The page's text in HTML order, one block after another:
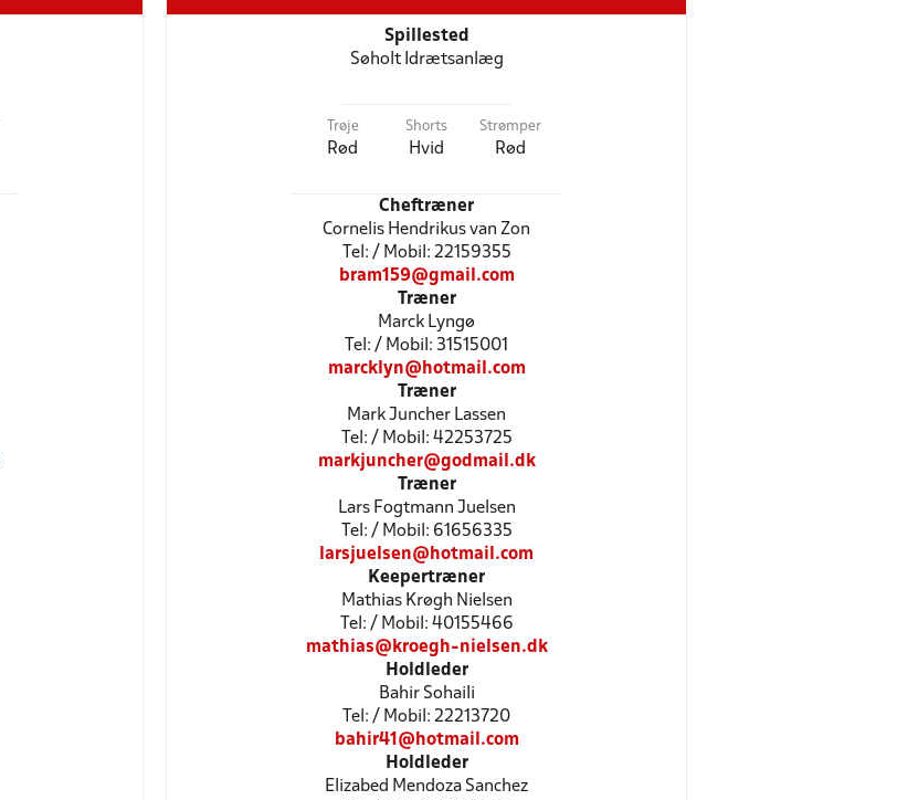
Spillested
Søholt Idrætsanlæg
Trøje
Rød
Shorts
Hvid
Strømper
Rød
Cheftræner
Cornelis Hendrikus van Zon
Tel: / Mobil: 22159355
bram159@gmail.com
Træner
Marck Lyngø
Tel: / Mobil: 31515001
marcklyn@hotmail.com
Træner
Mark Juncher Lassen
Tel: / Mobil: 42253725
markjuncher@godmail.dk
Træner
Lars Fogtmann Juelsen
Tel: / Mobil: 61656335
larsjuelsen@hotmail.com
Keepertræner
Mathias Krøgh Nielsen
Tel: / Mobil: 40155466
mathias@kroegh-nielsen.dk
Holdleder
Bahir Sohaili
Tel: / Mobil: 22213720
bahir41@hotmail.com
Holdleder
Elizabed Mendoza Sanchez